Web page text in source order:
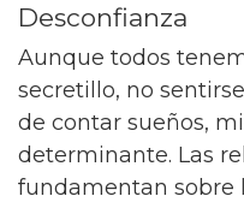
Desconfianza
Aunque todos
secretillo, no
de contar sueños,
determinante. Las
fundamentan sobre